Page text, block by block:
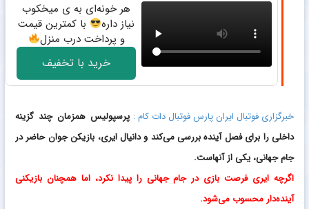
هر خونه‌ای به ی میخکوب
نیاز داره
با کمترین قیمت
و پرداخت درب منزل
خرید با تخفیف
خبرگزاری فوتبال ایران پارس فوتبال دات کام : پرسپولیس همزمان چند گزینه
داخلی را برای فصل آینده بررسی می‌کند و دانیال ایری، بازیکن جوان حاضر در
جام جهانی، یکی از آنهاست.
اگرچه ایری فرصت بازی در جام جهانی را پیدا نکرد، اما همچنان بازیکنی
آینده‌دار محسوب می‌شود.